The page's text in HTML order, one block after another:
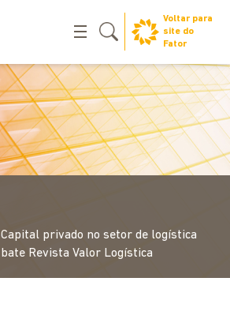
Voltar para
site do
Fator
Capital privado no setor de logística
bate Revista Valor Logística